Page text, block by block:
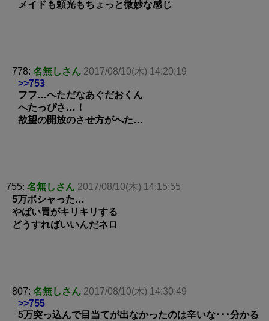
メイドも頼光もちょっと微妙な感じ
778: 名無しさん 2017/08/10(木) 14:20:19
>>753
フフ…へただなあぐだおくん
へたっぴさ…！
欲望の開放のさせ方がへた…
755: 名無しさん 2017/08/10(木) 14:15:55
5万ポシャった…
やばい胃がキリキリする
どうすればいいんだネロ
807: 名無しさん 2017/08/10(木) 14:30:49
>>755
5万突っ込んで目当てが出なかったのは辛いな･･･分かる